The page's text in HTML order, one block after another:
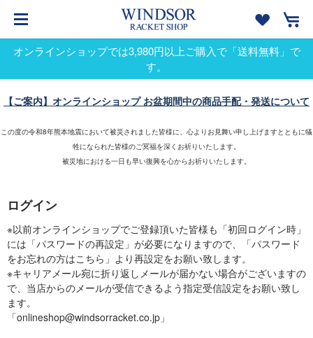
オンラインショップでは3,980円以上ご購入で「送料無料」で
す。
【ご案内】オンラインショップ お盆期間中の商品手配・発送について
この度の令和8年熊本地震において被災されました皆様に、心よりお見舞い申し上げますとともに犠
牲になられた皆様のご冥福を深くお祈りいたします。
被災地における一日も早い復興を心からお祈りいたします。
ログイン
※以前オンラインショップでご登録頂いた皆様も「初回ログイン時」
には「パスワードの再設定」が必要になりますので、「パスワード
をお忘れの方はこちら」より再設定をお願い致します。
※キャリアメール宛に折り返しメールが届かない場合がございますの
で、当店からのメールが受信できるよう指定受信設定をお願い致し
ます。
「onlineshop@windsorracket.co.jp」